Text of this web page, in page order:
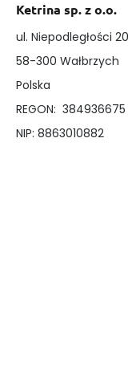
Ketrina sp. z o.o.
ul. Niepodległości
58-300 Wałbrzych
Polska
REGON: 384936675
NIP: 8863010882